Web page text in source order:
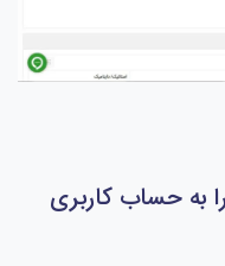
به حساب کاربری